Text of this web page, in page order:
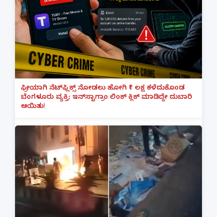
ಫ್ರೀಯಾಗಿ ನೆಟ್‌ಫ್ಲಿಕ್ಸ್ ನೋಡಲು ಹೋಗಿ ₹1 ಲಕ್ಷ ಕಳೆದುಕೊಂಡ
ಬೆಂಗಳೂರು ವ್ಯಕ್ತಿ; ಇನ್‌ಸ್ಟಾಗ್ರಾಂ ಲಿಂಕ್ ಕ್ಲಿಕ್ ಮಾಡಿದ್ದೇ ದುಬಾರಿ
ಆಯಿತು!